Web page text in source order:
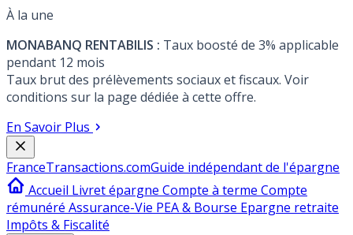
À la une
MONABANQ RENTABILIS : Taux boosté de 3% applicable
pendant 12 mois
Taux brut des prélèvements sociaux et fiscaux. Voir
conditions sur la page dédiée à cette offre.
En Savoir Plus
FranceTransactions.comGuide indépendant de l'épargne
Accueil Livret épargne Compte à terme Compte
rémunéré Assurance-Vie PEA & Bourse Epargne retraite
Impôts & Fiscalité